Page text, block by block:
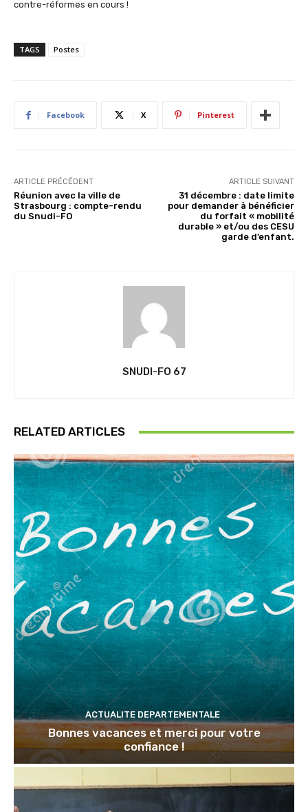
contre-réformes en cours !
TAGS Postes
Facebook X Pinterest
ARTICLE PRÉCÉDENT
Réunion avec la ville de
Strasbourg : compte-rendu
du Snudi-FO
ARTICLE SUIVANT
31 décembre : date limite
pour demander à bénéficier
du forfait « mobilité
durable » et/ou des CESU
garde d’enfant.
SNUDI-FO 67
RELATED ARTICLES
ACTUALITE DEPARTEMENTALE
Bonnes vacances et merci pour votre
confiance !